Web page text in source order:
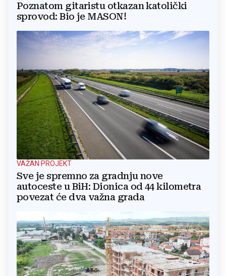
Poznatom gitaristu otkazan katolički
sprovod: Bio je MASON!
VAŽAN PROJEKT
Sve je spremno za gradnju nove
autoceste u BiH: Dionica od 44 kilometra
povezat će dva važna grada